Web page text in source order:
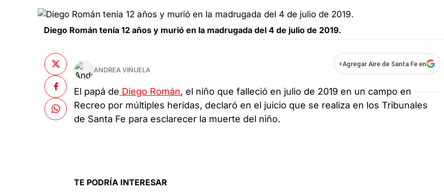
Diego Román tenía 12 años y murió en la madrugada del 4 de julio de 2019.
ANDREA VIÑUELA
+Agregar Aire de Santa Fe en
El papá de Diego Román, el niño que falleció en julio de 2019 en un campo en
Recreo por múltiples heridas, declaró en el juicio que se realiza en los Tribunales
de Santa Fe para esclarecer la muerte del niño.
TE PODRÍA INTERESAR